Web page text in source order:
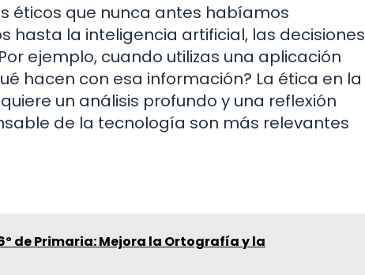
éticos que nunca antes habíamos
hasta la inteligencia artificial, las decisiones
ejemplo, cuando utilizas una aplicación
hacen con esa información? La ética en la
un análisis profundo y una reflexión
de la tecnología son más relevantes
de Primaria: Mejora la Ortografía y la